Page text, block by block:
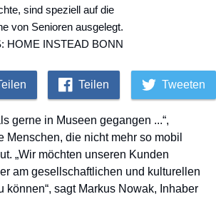
sind speziell auf die
von Senioren ausgelegt.
HOME INSTEAD BONN
Teilen Tweeten
gerne in Museen gegangen ...“,
Menschen, die nicht mehr so mobil
„Wir möchten unseren Kunden
am gesellschaftlichen und kulturellen
können“, sagt Markus Nowak, Inhaber